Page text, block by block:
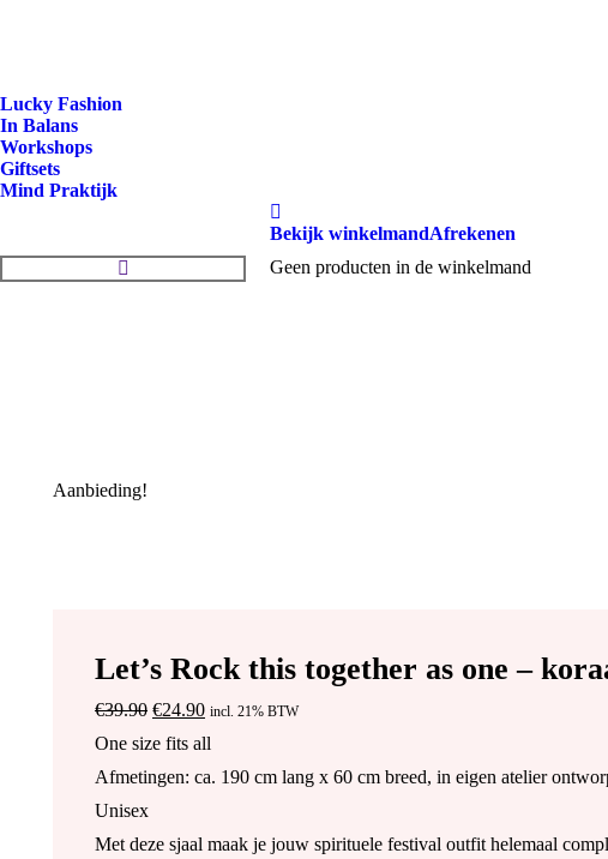
Lucky Fashion
In Balans
Workshops
Giftsets
Mind Praktijk
Bekijk winkelmandAfrekenen
Geen producten in de winkelmand
Aanbieding!
Let’s Rock this together as one –
€39.90 Oorspronkelijke
was:
€39.90.
€24.90 Huidige
is:
€24.90.
incl. 21% BTW
One size fits all
Afmetingen: ca. 190 cm lang x 60 cm breed, in eigen atelier
Unisex
Met deze sjaal maak je jouw spirituele festival outfit helemaal